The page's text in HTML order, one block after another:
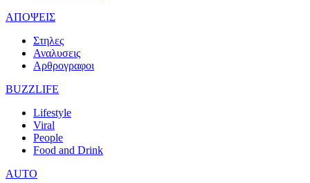
ΑΠΟΨΕΙΣ
Στηλες
Αναλυσεις
Αρθρογραφοι
BUZZLIFE
Lifestyle
Viral
People
Food and Drink
AUTO